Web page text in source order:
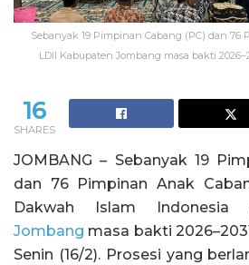
Sebanyak 19 Pimpinan Cabang (PC) dan 76
LDII Kabupaten Jombang masa bakti
16
SHARES
JOMBANG – Sebanyak 19
dan 76 Pimpinan Anak
Dakwah Islam Indonesia
Jombang masa bakti
Senin (16/2). Prosesi yang